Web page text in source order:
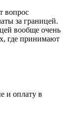
вопрос
за границей.
вообще очень
где принимают
и оплату в